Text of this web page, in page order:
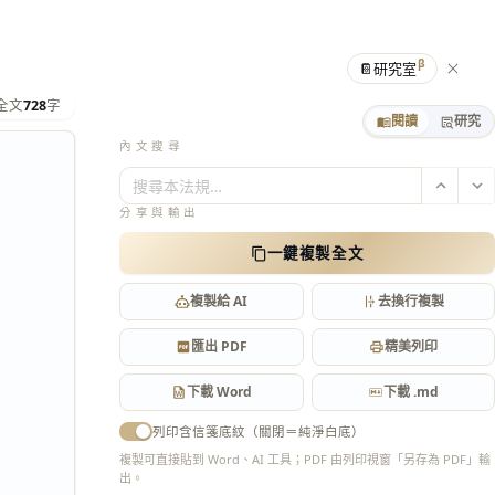
文728字
閱讀 研究
內文搜尋
搜尋本法規…
分享與輸出
一鍵複製全文
複製給 AI 去換行複製
匯出 PDF 精美列印
下載 Word 下載 .md
列印含信箋底紋（關閉＝純淨白底）
複製可直接貼到 Word、AI 工具；PDF 由列印視窗「另存為 PDF」輸
出。
📔研究室β